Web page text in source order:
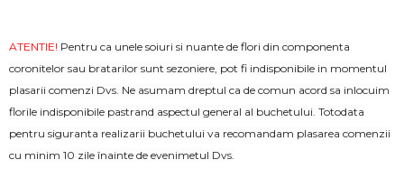
ATENTIE! Pentru ca unele soiuri si nuante de flori din componenta
coronitelor sau bratarilor sunt sezoniere, pot fi indisponibile in momentul
plasarii comenzi Dvs. Ne asumam dreptul ca de comun acord sa inlocuim
florile indisponibile pastrand aspectul general al buchetului. Totodata
pentru siguranta realizarii buchetului va recomandam plasarea comenzii
cu minim 10 zile înainte de evenimetul Dvs.